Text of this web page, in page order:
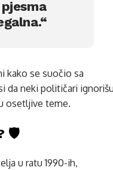
kako se suočio sa
da neki političari
osetljive teme.
🛡️
u ratu 1990-ih,